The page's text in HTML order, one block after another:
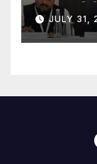
स्वागत
एवं
JULY 31,